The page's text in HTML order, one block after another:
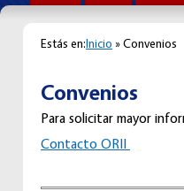
Estás en:Inicio » Convenios
Convenios
Para solicitar mayor
Contacto ORII